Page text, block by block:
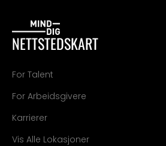
NETTSTEDSKART
For Talent
For Arbeidsgivere
Karrierer
Vis Alle Lokasjoner